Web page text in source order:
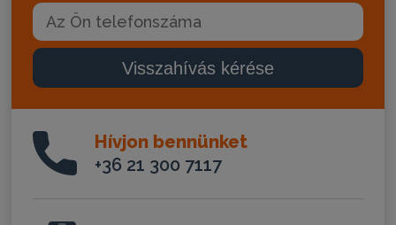
Visszahívás kérése
Hívjon bennünket
+36 21 300 7117